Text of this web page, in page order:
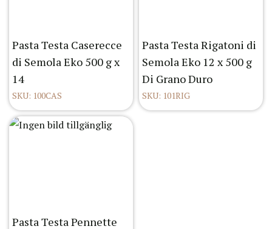
Pasta Testa Caserecce
di Semola Eko 500 g x
14
SKU: 100CAS
Pasta Testa Rigatoni di
Semola Eko 12 x 500 g
Di Grano Duro
SKU: 101RIG
Pasta Testa Pennette